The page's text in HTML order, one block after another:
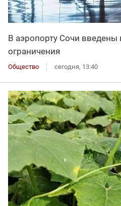
В аэропорту Сочи
ограничения
Общество сегодня, 13:40